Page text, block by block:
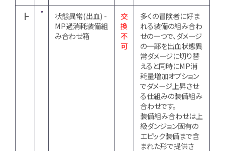
┣
状態異常(出血) -
MP過消耗装備組
み合わせ箱
交
換
不
可
多くの冒険者に好ま
れる装備の組み合わ
せの一つで、ダメージ
の一部を出血状態異
常ダメージに切り替
えると同時にMP消
耗量増加オプション
でダメージ上昇させ
る仕組みの装備組み
合わせです。
装備組み合わせは上
級ダンジョン固有の
エピック装備まで含
まれた形で提供さ